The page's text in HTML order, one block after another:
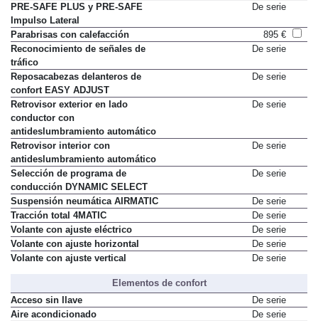
PRE-SAFE PLUS y PRE-SAFE
Impulso Lateral
De serie
Parabrisas con calefacción
895 €
Reconocimiento de señales de
tráfico
De serie
Reposacabezas delanteros de
confort EASY ADJUST
De serie
Retrovisor exterior en lado
conductor con
antideslumbramiento automático
De serie
Retrovisor interior con
antideslumbramiento automático
De serie
Selección de programa de
conducción DYNAMIC SELECT
De serie
Suspensión neumática AIRMATIC
De serie
Tracción total 4MATIC
De serie
Volante con ajuste eléctrico
De serie
Volante con ajuste horizontal
De serie
Volante con ajuste vertical
De serie
Elementos de confort
Acceso sin llave
De serie
Aire acondicionado
De serie